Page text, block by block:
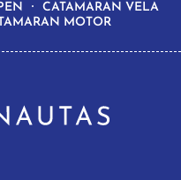
CATAMARAN VELA
MOTOR